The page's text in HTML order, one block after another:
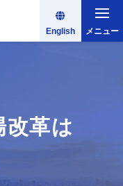
English メニュー
革は